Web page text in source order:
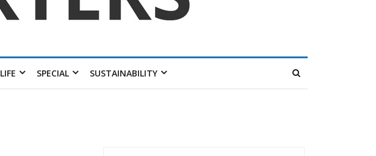
LIFE SPECIAL SUSTAINABILITY